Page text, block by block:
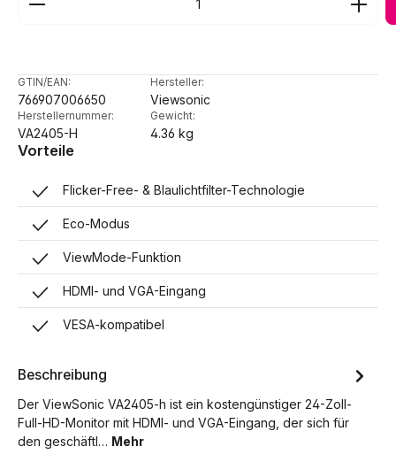
GTIN/EAN:
766907006650
Hersteller:
Viewsonic
Herstellernummer:
VA2405-H
Gewicht:
4.36 kg
Vorteile
Flicker-Free- & Blaulichtfilter-Technologie
Eco-Modus
ViewMode-Funktion
HDMI- und VGA-Eingang
VESA-kompatibel
Beschreibung
Der ViewSonic VA2405-h ist ein kostengünstiger 24-Zoll-
Full-HD-Monitor mit HDMI- und VGA-Eingang, der sich für
den geschäftl… Mehr